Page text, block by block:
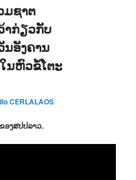
ມຊາຕ
ກ່ຽວກັບ
ນອັງຄານ
ນຫົວຂໍ້ໂຕະ
CERLALAOS
ອງສປປລາວ.